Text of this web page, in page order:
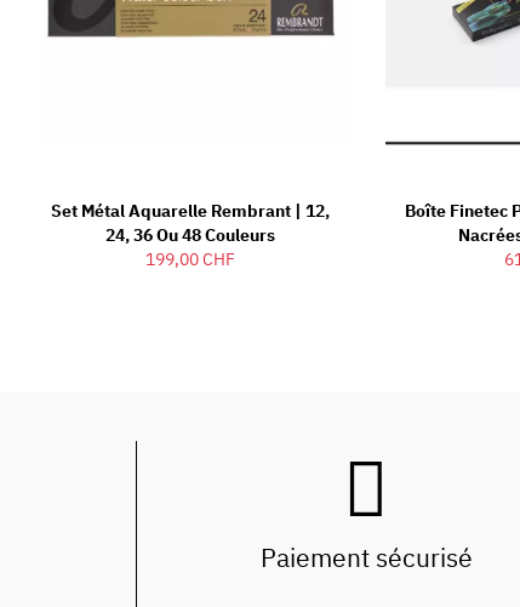
Set Métal Aquarelle Rembrant | 12,
24, 36 Ou 48 Couleurs
199,00 CHF
Boîte Finetec
Paiement sécurisé